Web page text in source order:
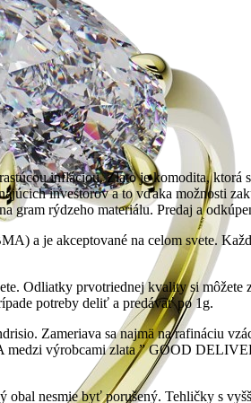
infláciou. Zlato je komodita,
investorov a to vďaka možnosti
rýdzeho materiálu. Predaj a
a je akceptované na celom svete.
Odliatky prvotriednej kvality si
potreby deliť a predávať po 1g.
Zameriava sa najmä na rafináciu
výrobcami zlata ” GOOD
nesmie byť porušený. Tehličky s